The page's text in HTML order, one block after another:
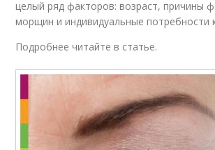
целый ряд факторов: возраст, причины
морщин и индивидуальные потребности
Подробнее читайте в статье.